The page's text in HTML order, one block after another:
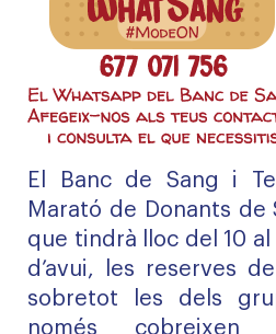
El Banc de Sang i
Marató de Donants de
que tindrà lloc del 10 al
d’avui, les reserves
sobretot les dels
només cobreixen